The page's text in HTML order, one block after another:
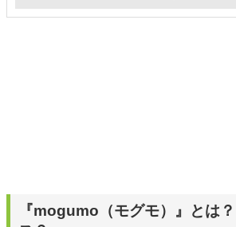
『mogumo（モグモ）』とは